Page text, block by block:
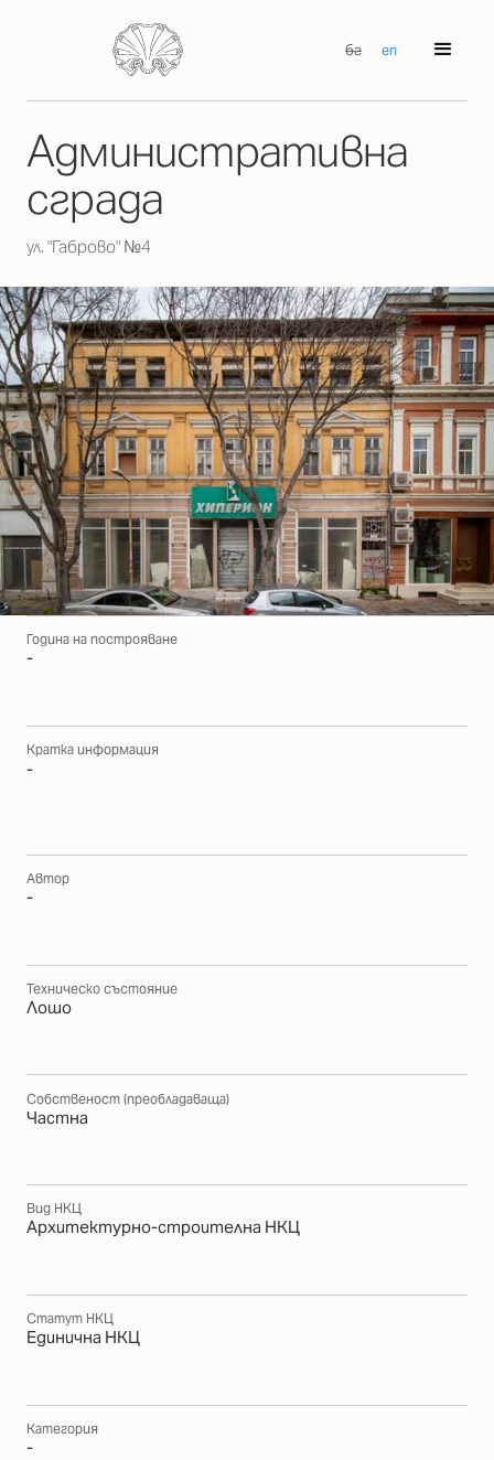
бг en
Административна
сграда
ул. "Габрово" №4
Година на построяване
-
Кратка информация
-
Автор
-
Техническо състояние
Лошо
Собственост (преобладаваща)
Частна
Вид НКЦ
Архитектурно-строителна НКЦ
Статут НКЦ
Единична НКЦ
Категория
-